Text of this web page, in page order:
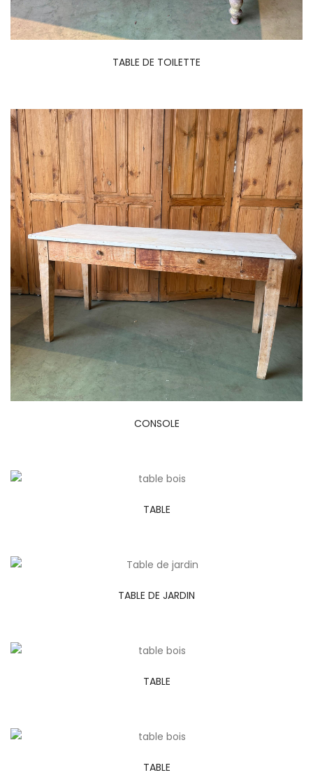
TABLE DE TOILETTE
CONSOLE
TABLE
TABLE DE JARDIN
TABLE
TABLE